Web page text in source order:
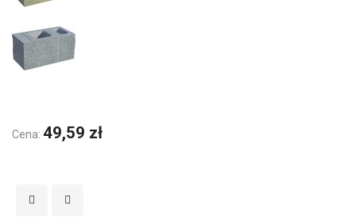
Cena: 49,59 zł